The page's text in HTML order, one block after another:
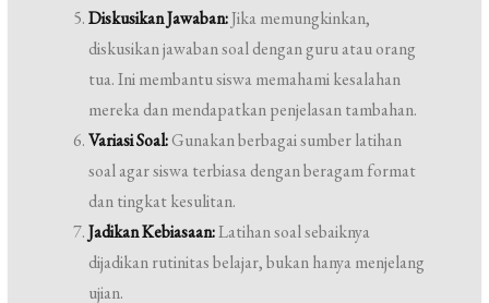
Diskusikan Jawaban:Jika memungkinkan,
diskusikan jawaban soal dengan guru atau orang
tua. Ini membantu siswa memahami kesalahan
mereka dan mendapatkan penjelasan tambahan.
Variasi Soal:Gunakan berbagai sumber latihan
soal agar siswa terbiasa dengan beragam format
dan tingkat kesulitan.
Jadikan Kebiasaan:Latihan soal sebaiknya
dijadikan rutinitas belajar, bukan hanya menjelang
ujian.